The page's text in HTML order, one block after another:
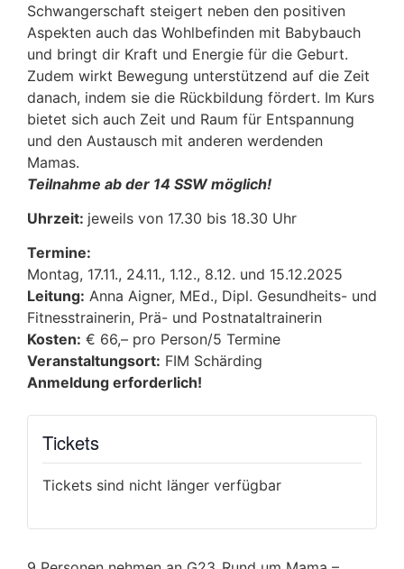
Schwangerschaft steigert neben den positiven
Aspekten auch das Wohlbefinden mit Babybauch
und bringt dir Kraft und Energie für die Geburt.
Zudem wirkt Bewegung unterstützend auf die Zeit
danach, indem sie die Rückbildung fördert. Im Kurs
bietet sich auch Zeit und Raum für Entspannung
und den Austausch mit anderen werdenden
Mamas.
Teilnahme ab der 14 SSW möglich!
Uhrzeit: jeweils von 17.30 bis 18.30 Uhr
Termine:
Montag, 17.11., 24.11., 1.12., 8.12. und 15.12.2025
Leitung: Anna Aigner, MEd., Dipl. Gesundheits- und
Fitnesstrainerin, Prä- und Postnataltrainerin
Kosten: € 66,– pro Person/5 Termine
Veranstaltungsort: FIM Schärding
Anmeldung erforderlich!
Tickets
Tickets sind nicht länger verfügbar